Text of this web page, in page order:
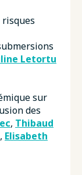
risques
Letortu
sur
des
, Thibaud
, Elisabeth